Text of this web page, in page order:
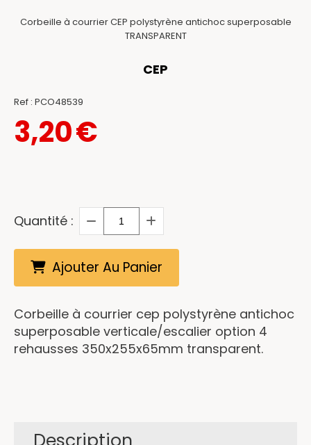
Corbeille à courrier CEP polystyrène antichoc superposable
TRANSPARENT
CEP
Ref : PCO48539
3,20€
Quantité :
Ajouter Au Panier
Corbeille à courrier cep polystyrène antichoc
superposable verticale/escalier option 4
rehausses 350x255x65mm transparent.